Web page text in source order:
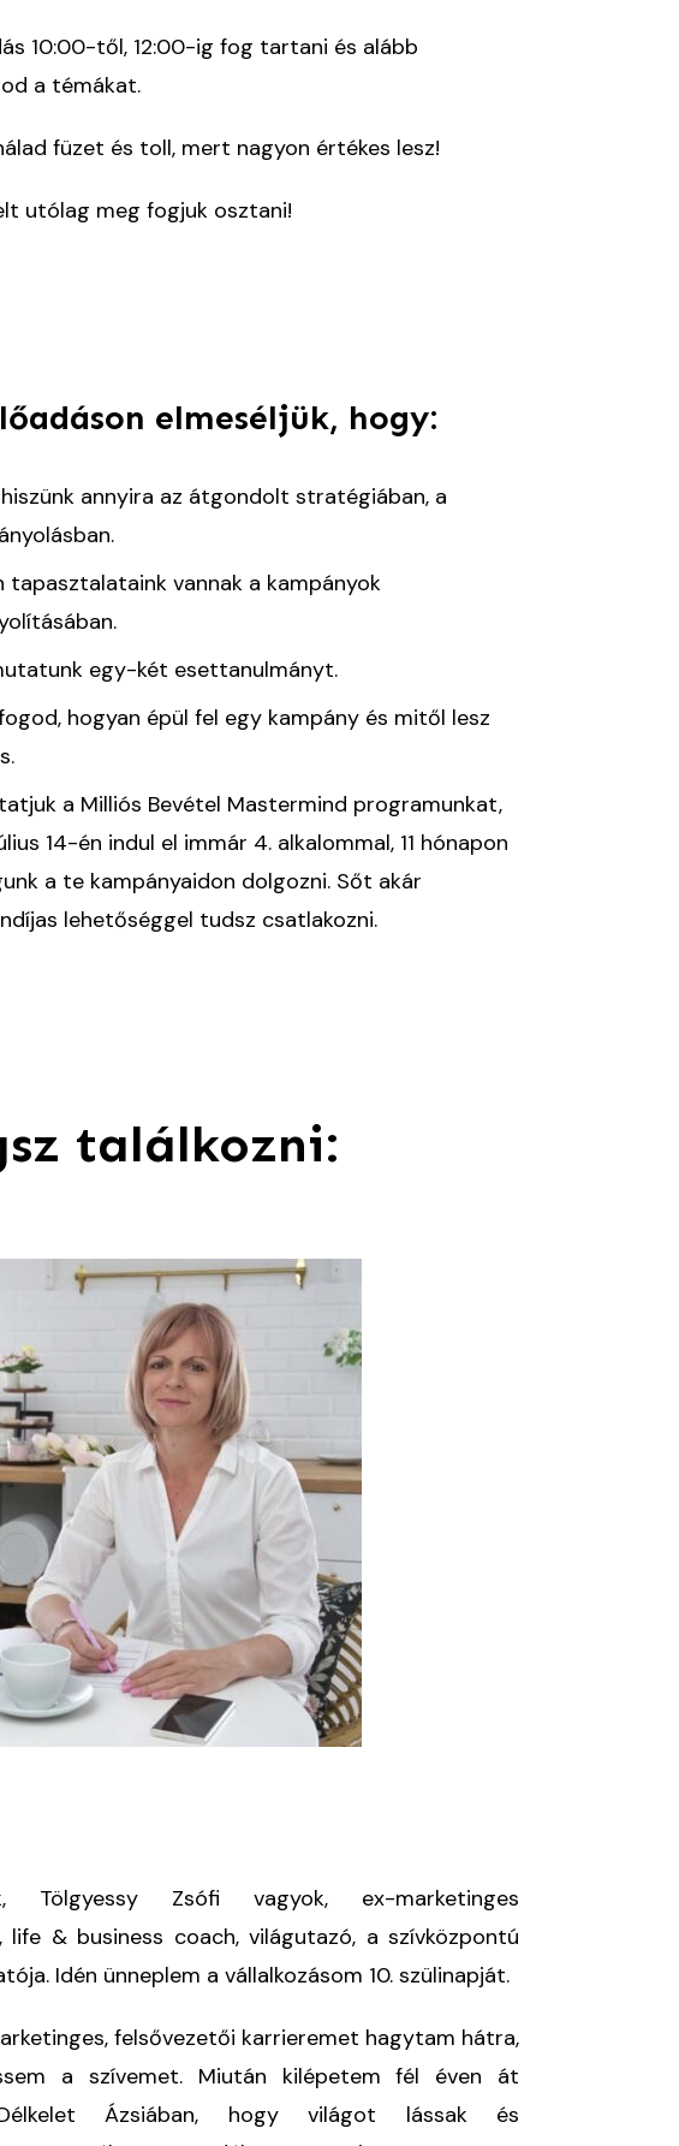
10:00-től, 12:00-ig fog tartani és alább
a témákat.
füzet és toll, mert nagyon értékes lesz!
utólag meg fogjuk osztani!
elmeséljük, hogy:
annyira az átgondolt stratégiában, a
tapasztalataink vannak a kampányok
egy-két esettanulmányt.
hogyan épül fel egy kampány és mitől lesz
a Milliós Bevétel Mastermind programunkat,
14-én indul el immár 4. alkalommal, 11 hónapon
a te kampányaidon dolgozni. Sőt akár
lehetőséggel tudsz csatlakozni.
találkozni:
Tölgyessy Zsófi vagyok, ex-marketinges
life & business coach, világutazó, a szívközpontú
Idén ünneplem a vállalkozásom 10. szülinapját.
felsővezetői karrieremet hagytam hátra,
a szívemet. Miután kilépetem fél éven át
Ázsiában, hogy világot lássak és